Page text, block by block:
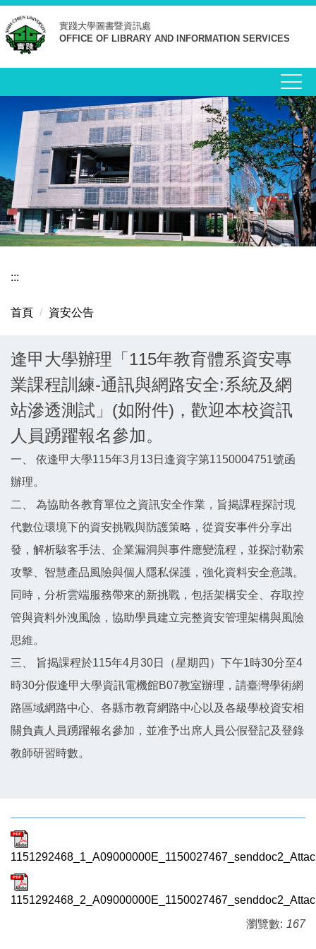
跳
到
主
要
實踐大學圖書暨資訊處
OFFICE OF LIBRARY AND INFORMATION SERVICES
:::
首頁 資安公告
逢甲大學辦理「115年教育體系資安專
業課程訓練-通訊與網路安全:系統及網
站滲透測試」(如附件)，歡迎本校資訊
人員踴躍報名參加。
一、 依逢甲大學115年3月13日逢資字第1150004751號函
辦理。
二、 為協助各教育單位之資訊安全作業，旨揭課程探討現
代數位環境下的資安挑戰與防護策略，從資安事件分享出
發，解析駭客手法、企業漏洞與事件應變流程，並探討勒索
攻擊、智慧產品風險與個人隱私保護，強化資料安全意識。
同時，分析雲端服務帶來的新挑戰，包括架構安全、存取控
管與資料外洩風險，協助學員建立完整資安管理架構與風險
思維。
三、 旨揭課程於115年4月30日（星期四）下午1時30分至4
時30分假逢甲大學資訊電機館B07教室辦理，請臺灣學術網
路區域網路中心、各縣市教育網路中心以及各級學校資安相
關負責人員踴躍報名參加，並准予出席人員公假登記及登錄
教師研習時數。
瀏覽數: 167